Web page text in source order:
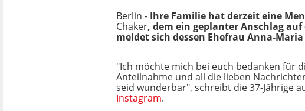
Berlin - Ihre Familie hat derzeit eine
Chaker, dem ein geplanter Anschlag
meldet sich dessen Ehefrau Anna-
"Ich möchte mich bei euch bedanken für
Anteilnahme und all die lieben
seid wunderbar", schreibt die 37-Jährige
Instagram.